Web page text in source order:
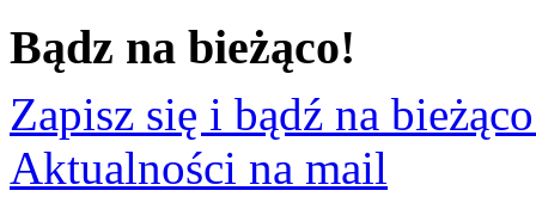
Bądz na bieżąco!
Zapisz się i bądź na
Aktualności na mail